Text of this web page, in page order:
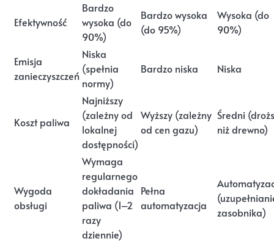
Efektywność
Bardzo
wysoka (do
90%)
Bardzo wysoka
(do 95%)
Wysoka (do
90%)
Emisja
zanieczyszczeń
Niska
(spełnia
normy)
Bardzo niska Niska
Koszt paliwa
Najniższy
(zależny od
lokalnej
dostępności)
Wyższy (zależny
od cen gazu)
Średni
niż drewno)
Wygoda
obsługi
Wymaga
regularnego
dokładania
paliwa (1–2
razy
dziennie)
Pełna
automatyzacja
zasobnika)